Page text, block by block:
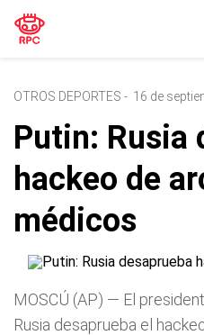
OTROS DEPORTES - 16 de
Putin: Rusia
hackeo de
médicos
MOSCÚ (AP) — El
Rusia desaprueba el